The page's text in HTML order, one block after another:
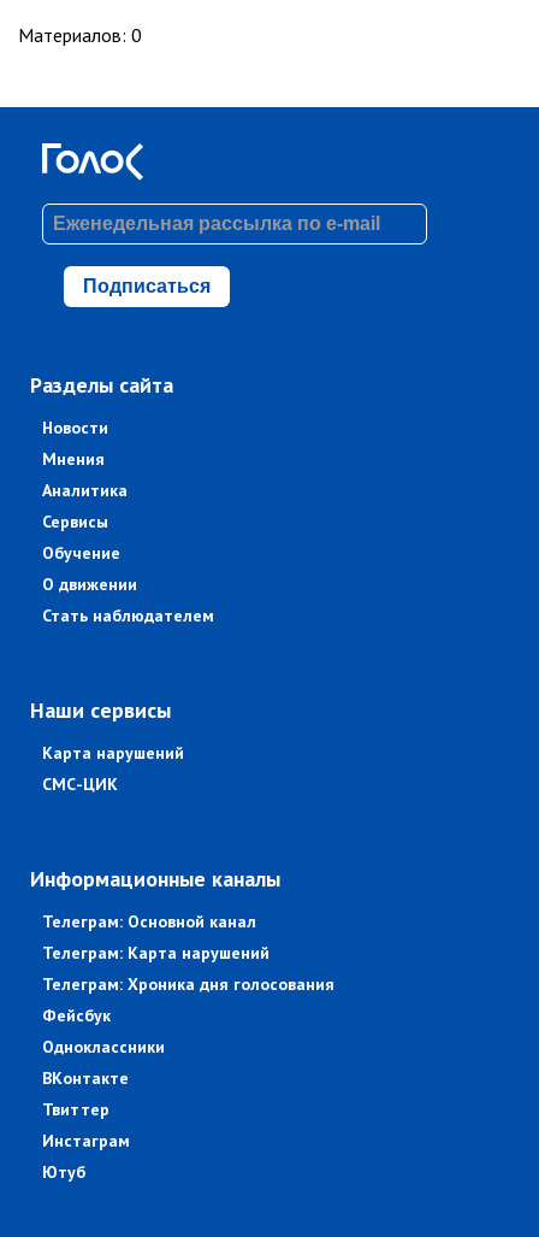
Материалов: 0
Подписаться
Разделы сайта
Новости
Мнения
Аналитика
Сервисы
Обучение
О движении
Стать наблюдателем
Наши сервисы
Карта нарушений
СМС-ЦИК
Информационные каналы
Телеграм: Основной канал
Телеграм: Карта нарушений
Телеграм: Хроника дня голосования
Фейсбук
Одноклассники
ВКонтакте
Твиттер
Инстаграм
Ютуб